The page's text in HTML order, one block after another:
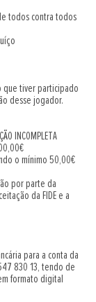
todos contra todos
que tiver participado
desse jogador.
INCOMPLETA
o mínimo 50,00€
por parte da
da FIDE e a
para a conta da
830 13, tendo de
formato digital